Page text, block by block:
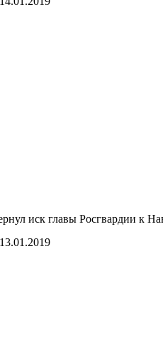
иск главы Росгвардии к
13.01.2019